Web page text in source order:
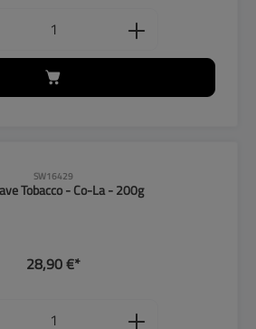
Anzahl: Gib den
SW16429
Tobacco - Co-La - 200g
28,90 €*
Anzahl: Gib den